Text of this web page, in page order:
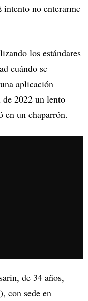
no enterarme
los estándares
cuándo se
aplicación
2022 un lento
en un chaparrón.
de 34 años,
con sede en